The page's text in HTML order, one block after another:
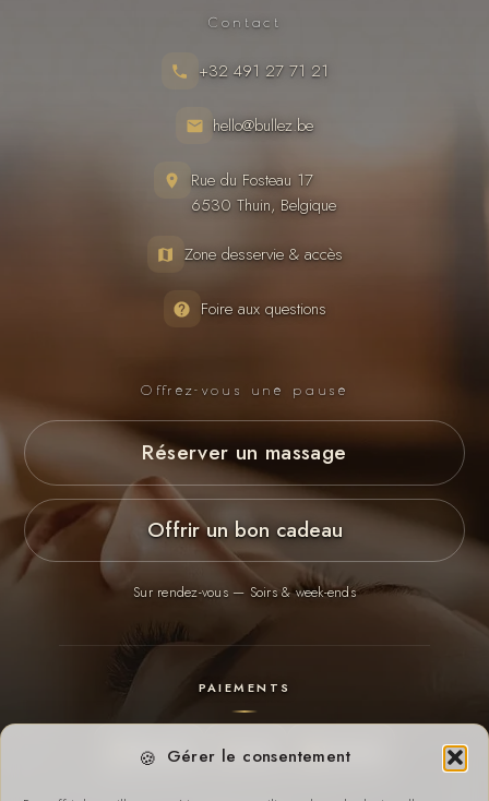
Gérer le consentement
Contact
+32 491 27 71 21
hello@bullez.be
Rue du Fosteau 17
6530 Thuin, Belgique
Zone desservie & accès
Foire aux questions
Offrez-vous une pause
Réserver un massage
Offrir un bon cadeau
Sur rendez-vous — Soirs & week-ends
PAIEMENTS
Payconiq Cash Virement